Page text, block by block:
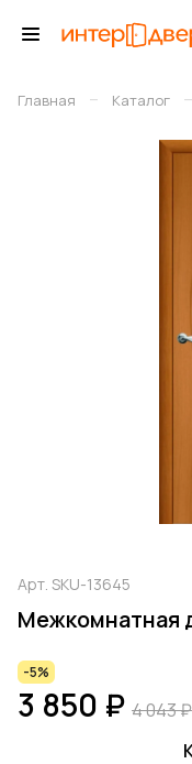
Главная – Каталог –
Арт. SKU-13645
Межкомнатная
-5%
3 850 ₽ 4 043 ₽